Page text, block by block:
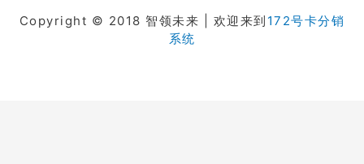
Copyright © 2018 智领未来 | 欢迎来到 172号卡分销
系统